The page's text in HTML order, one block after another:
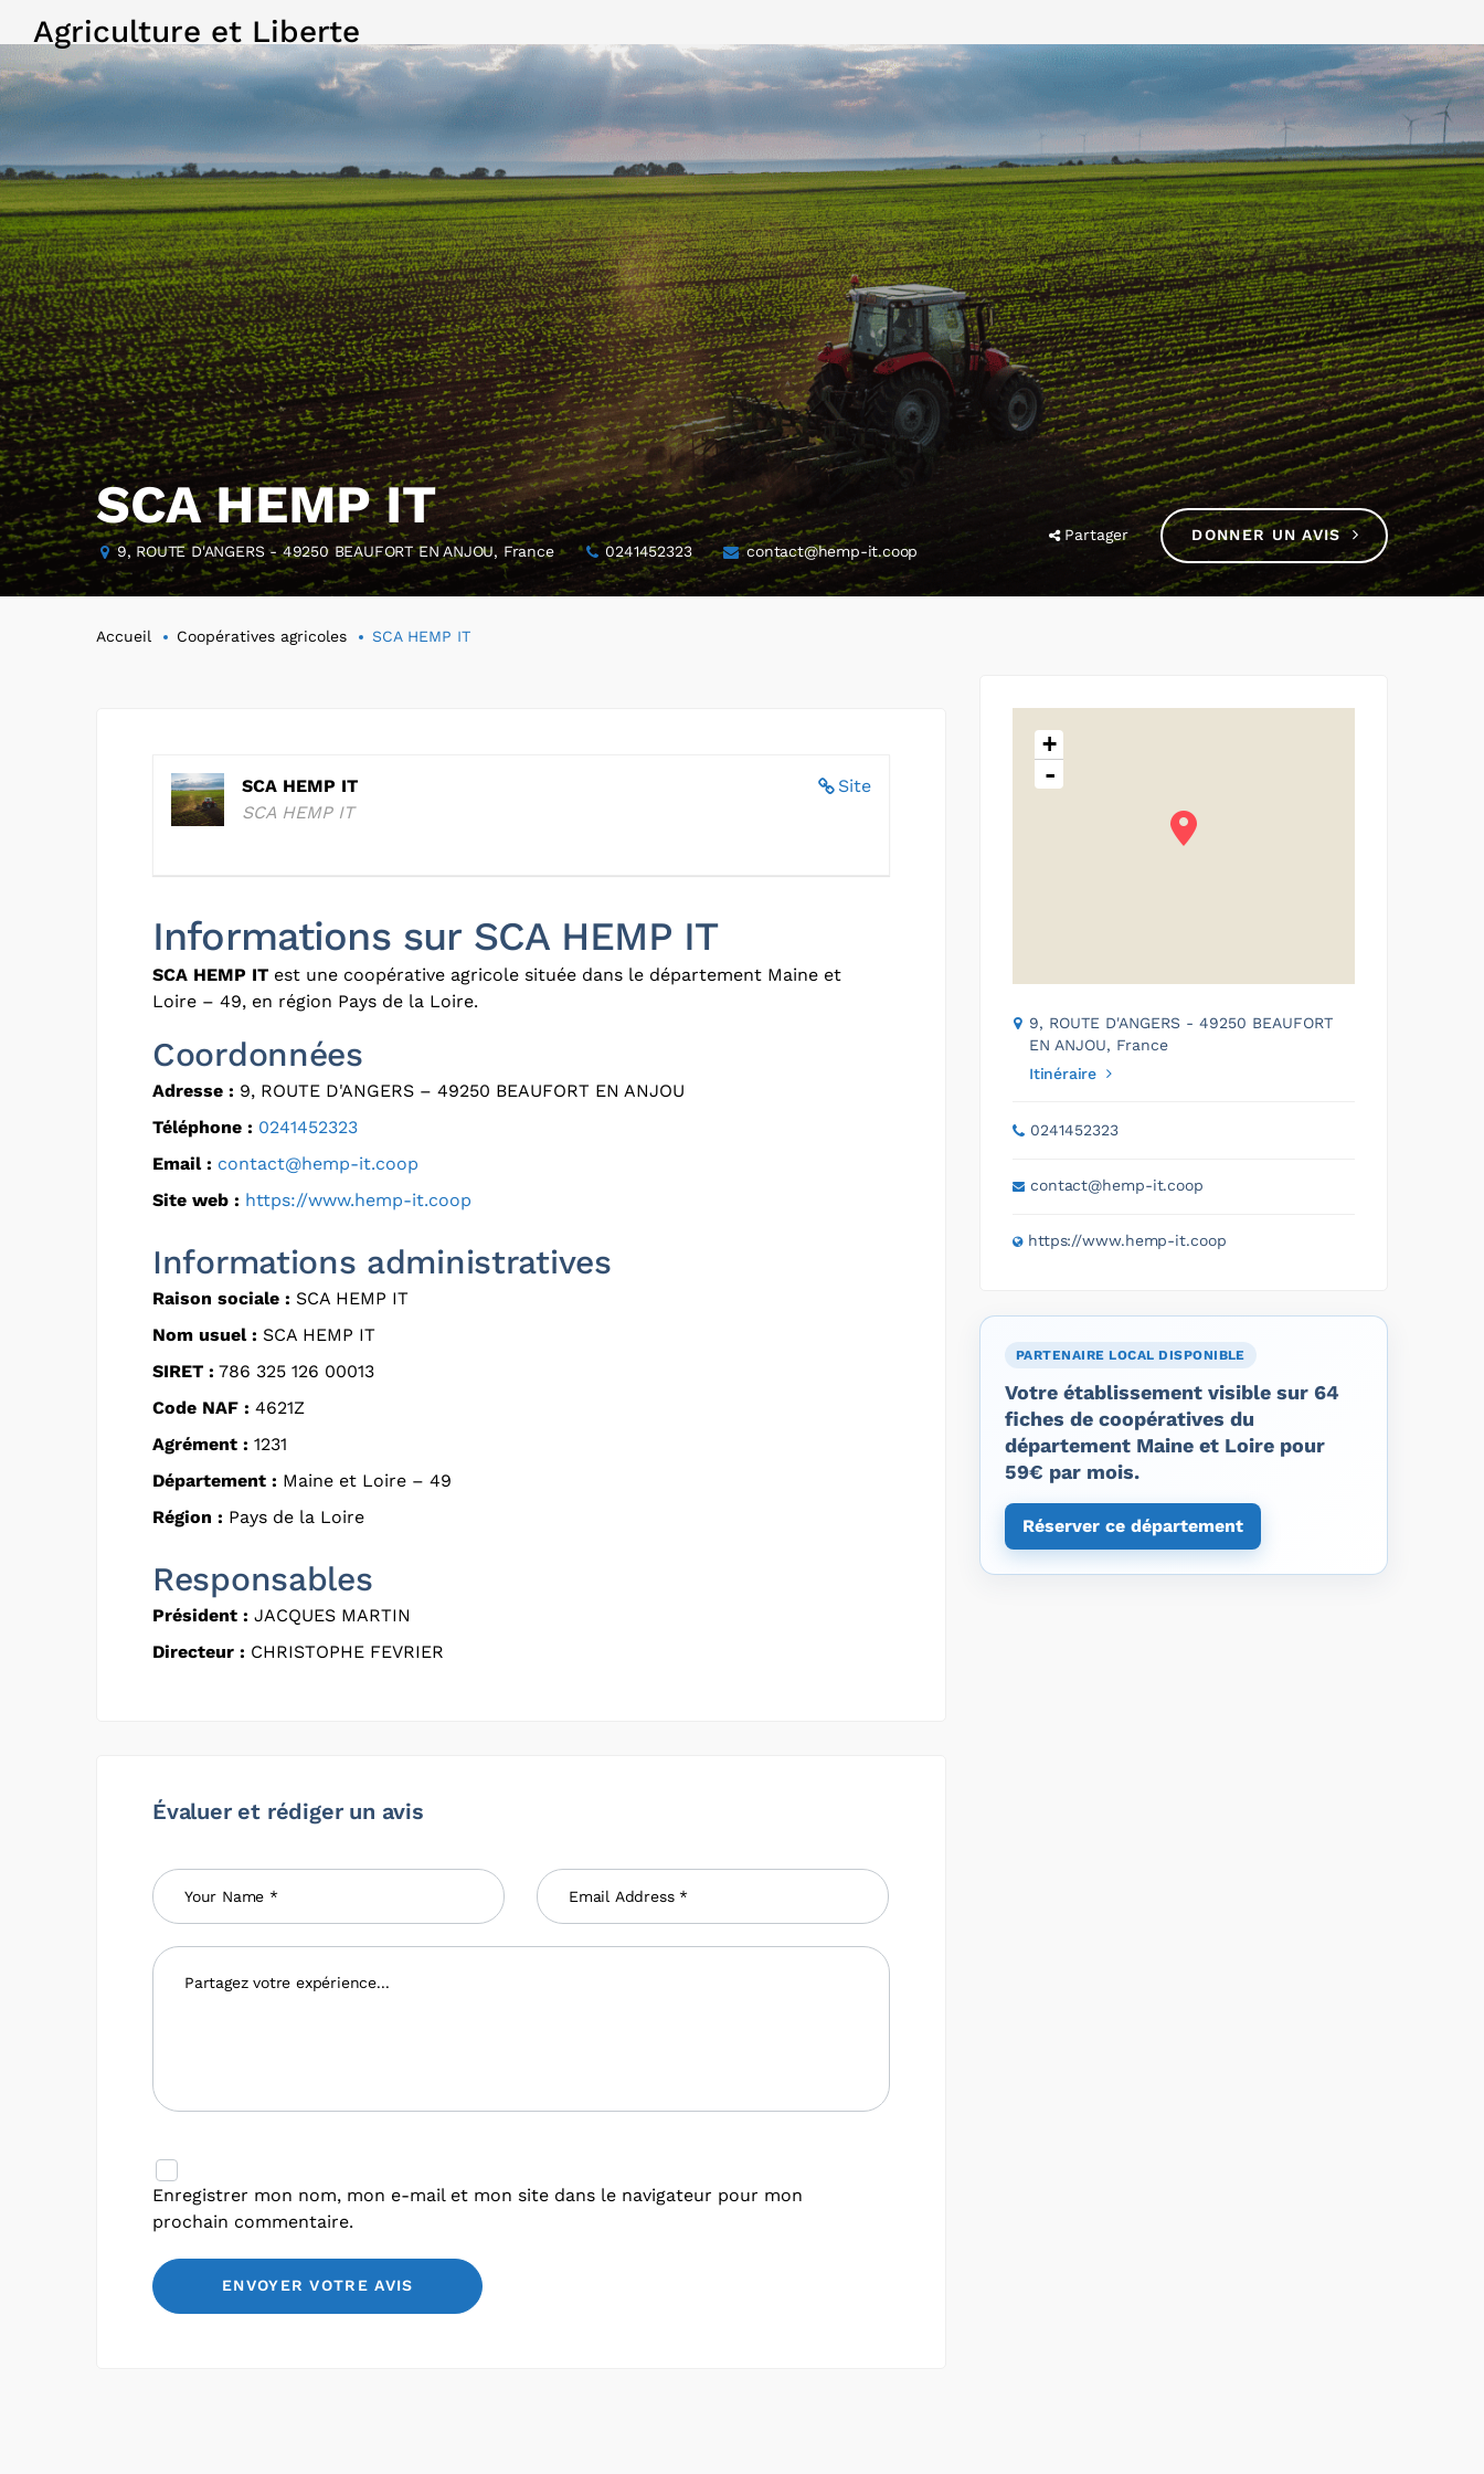
Agriculture et Liberte
SCA HEMP IT
9, ROUTE D'ANGERS - 49250 BEAUFORT EN ANJOU, France 0241452323 contact@hemp-it.coop
Partager DONNER UN AVIS
Accueil Coopératives agricoles SCA HEMP IT
Site
SCA HEMP IT
SCA HEMP IT
Informations sur SCA HEMP IT
SCA HEMP IT est une coopérative agricole située dans le département Maine et
Loire – 49, en région Pays de la Loire.
Coordonnées
Adresse : 9, ROUTE D'ANGERS – 49250 BEAUFORT EN ANJOU
Téléphone : 0241452323
Email : contact@hemp-it.coop
Site web : https://www.hemp-it.coop
Informations administratives
Raison sociale : SCA HEMP IT
Nom usuel : SCA HEMP IT
SIRET : 786 325 126 00013
Code NAF : 4621Z
Agrément : 1231
Département : Maine et Loire – 49
Région : Pays de la Loire
Responsables
Président : JACQUES MARTIN
Directeur : CHRISTOPHE FEVRIER
Évaluer et rédiger un avis
Enregistrer mon nom, mon e-mail et mon site dans le navigateur pour mon
prochain commentaire.
+
-
9, ROUTE D'ANGERS - 49250 BEAUFORT
EN ANJOU, France
Itinéraire
0241452323
contact@hemp-it.coop
https://www.hemp-it.coop
PARTENAIRE LOCAL DISPONIBLE
Votre établissement visible sur 64
fiches de coopératives du
département Maine et Loire pour
59€ par mois.
Réserver ce département